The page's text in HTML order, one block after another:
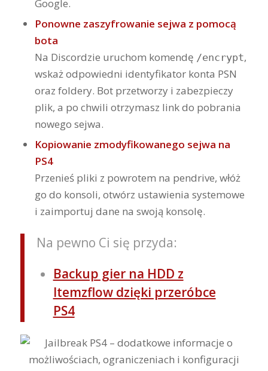
Google.
Ponowne zaszyfrowanie sejwa z pomocą
bota
Na Discordzie uruchom komendę /encrypt,
wskaż odpowiedni identyfikator konta PSN
oraz foldery. Bot przetworzy i zabezpieczy
plik, a po chwili otrzymasz link do pobrania
nowego sejwa.
Kopiowanie zmodyfikowanego sejwa na
PS4
Przenieś pliki z powrotem na pendrive, włóż
go do konsoli, otwórz ustawienia systemowe
i zaimportuj dane na swoją konsolę.
Na pewno Ci się przyda:
Backup gier na HDD z
Itemzflow dzięki przeróbce
PS4